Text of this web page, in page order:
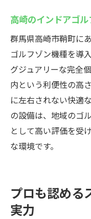
高崎のインドアゴ
群馬県高崎市鞘町に
ゴルフゾン機種を導
グジュアリーな完全
内という利便性の高
に左右されない快適
の設備は、地域のゴ
として高い評価を受
な環境です。
プロも認める
実力